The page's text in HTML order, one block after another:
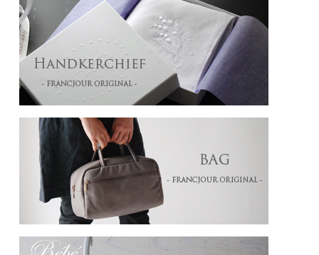
GRIS CIEL グリーシエル（グレーがかった薄い青）：絵画のような曇った空の色
GRIS MAUVE グリーモーヴ（グレーがかった紫色）： 絵画のような移りゆく紫の